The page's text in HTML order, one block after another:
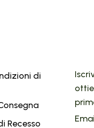
di
Recesso